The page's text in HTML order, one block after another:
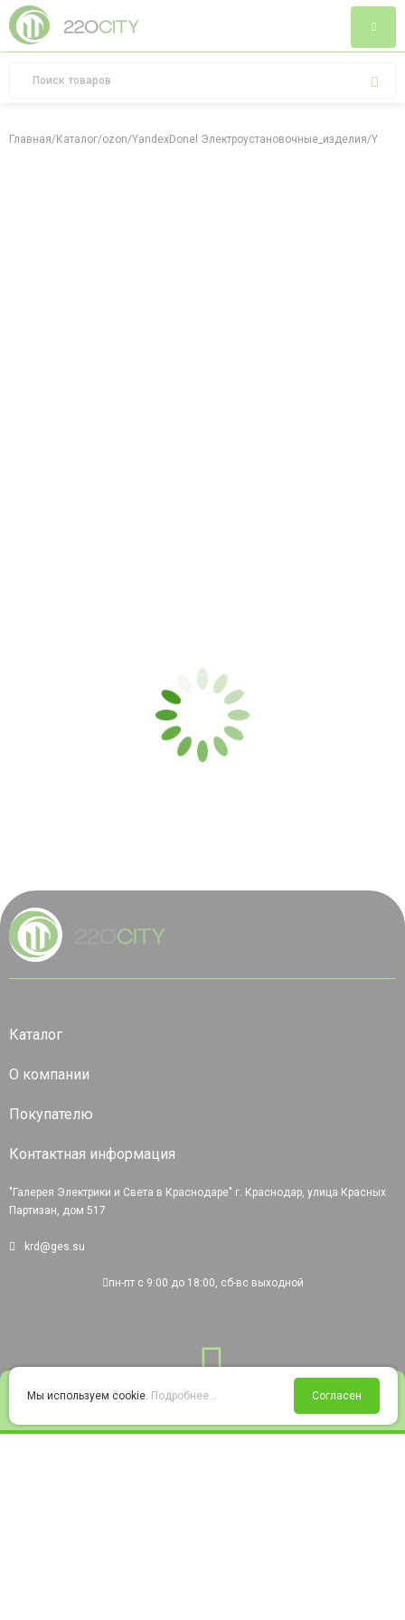
Войти Избранное Корзина
Главная/Каталог/ozon/YandexDonel Электроустановочные_изделия/
Каталог
О компании
Покупателю
Контактная информация
"Галерея Электрики и Света в Краснодаре" г. Краснодар, улица Красных
Партизан, дом 517
krd@ges.su
пн-пт с 9:00 до 18:00, сб-вс выходной
Мы используем cookie. Подробнее... Согласен